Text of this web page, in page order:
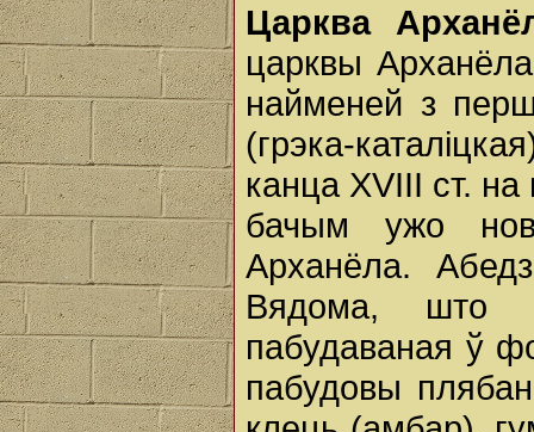
Царква
царквы
найменей з
(грэка-
канца XVIII ст.
бачым ужо
Арханёла.
Вядома, што
пабудаваная ў
пабудовы